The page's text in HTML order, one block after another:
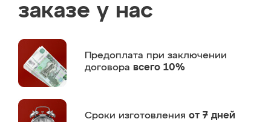
заказе у нас
Предоплата при заключении
договора всего 10%
Сроки изготовления от 7 дней